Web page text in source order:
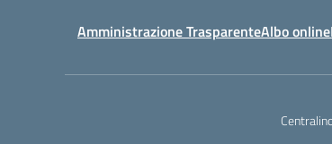
Amministrazione TrasparenteAlbo online